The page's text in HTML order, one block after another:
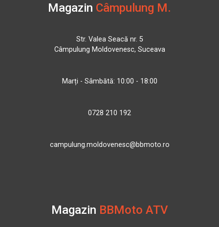
Magazin Câmpulung M.
Str. Valea Seacă nr. 5
Câmpulung Moldovenesc, Suceava
Marți - Sâmbătă: 10:00 - 18:00
0728 210 192
campulung.moldovenesc@bbmoto.ro
Magazin BBMoto ATV